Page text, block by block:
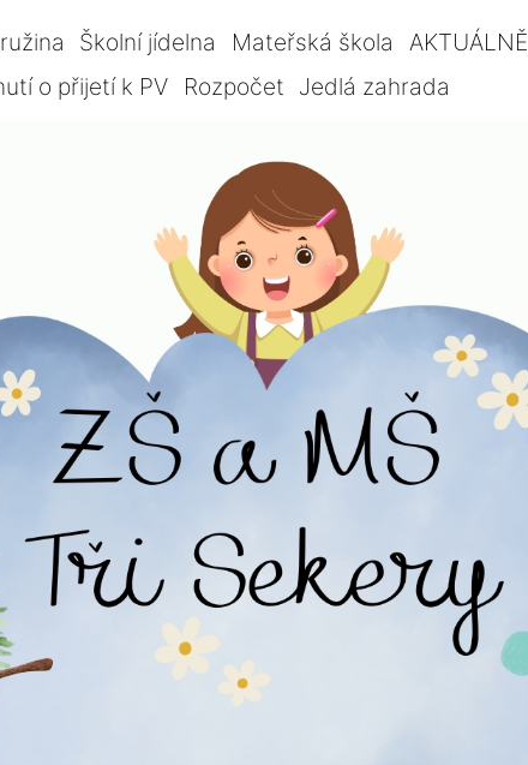
Školní jídelna Mateřská škola AKTUÁLNĚ
o přijetí k PV Rozpočet Jedlá zahrada